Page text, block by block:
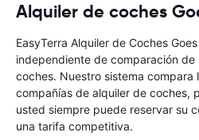
Alquiler de coches
EasyTerra Alquiler de Coches
independiente de comparación
coches. Nuestro sistema
compañías de alquiler de coches,
usted siempre puede reservar su
una tarifa competitiva.